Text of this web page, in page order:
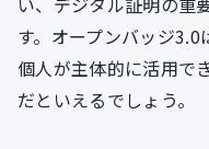
す。オープンバッジ
個人が主体的に活用で
だといえるでしょう。